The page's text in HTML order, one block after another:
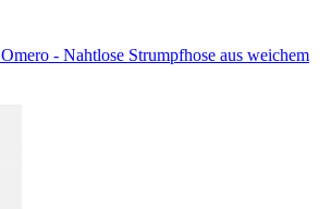
Omero - Nahtlose Strumpfhose aus weichem